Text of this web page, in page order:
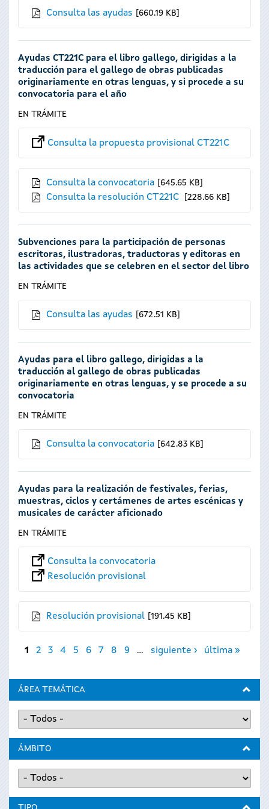
Consulta las ayudas 660.19 KB
Ayudas CT221C para el libro gallego, dirigidas a la
traducción para el gallego de obras publicadas
originariamente en otras lenguas, y si procede a su
convocatoria para el año
EN TRÁMITE
Consulta la propuesta provisional CT221C
Consulta la convocatoria 645.65 KB
Consulta la resolución CT221C 228.66 KB
Subvenciones para la participación de personas
escritoras, ilustradoras, traductoras y editoras en
las actividades que se celebren en el sector del libro
EN TRÁMITE
Consulta las ayudas 672.51 KB
Ayudas para el libro gallego, dirigidas a la
traducción al gallego de obras publicadas
originariamente en otras lenguas, y se procede a su
convocatoria
EN TRÁMITE
Consulta la convocatoria 642.83 KB
Ayudas para la realización de festivales, ferias,
muestras, ciclos y certámenes de artes escénicas y
musicales de carácter aficionado
EN TRÁMITE
Consulta la convocatoria
Resolución provisional
Resolución provisional 191.45 KB
Páginas
1 2 3 4 5 6 7 8 9 … siguiente › última »
ÁREA TEMÁTICA
ÁMBITO